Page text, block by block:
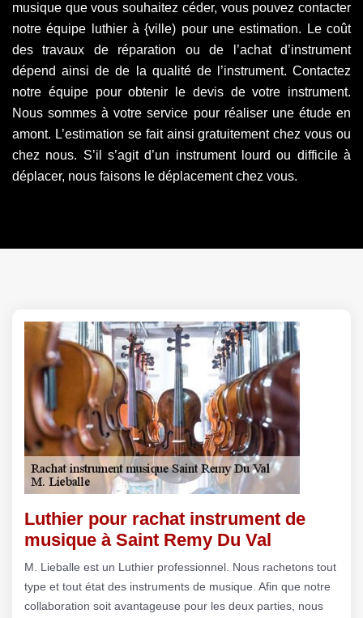
musique que vous souhaitez céder, vous pouvez contacter
notre équipe luthier à {ville) pour une estimation. Le coût
des travaux de réparation ou de l’achat d’instrument
dépend ainsi de de la qualité de l’instrument. Contactez
notre équipe pour obtenir le devis de votre instrument.
Nous sommes à votre service pour réaliser une étude en
amont. L’estimation se fait ainsi gratuitement chez vous ou
chez nous. S’il s’agit d’un instrument lourd ou difficile à
déplacer, nous faisons le déplacement chez vous.
Luthier pour rachat instrument de
musique à Saint Remy Du Val
M. Lieballe est un Luthier professionnel. Nous rachetons tout
type et tout état des instruments de musique. Afin que notre
collaboration soit avantageuse pour les deux parties, nous